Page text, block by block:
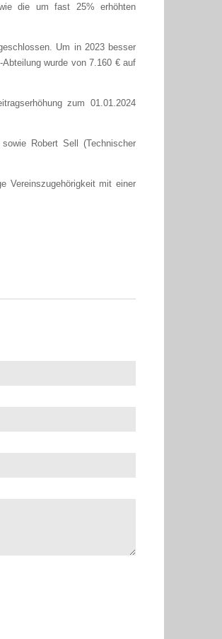
die um fast 25% erhöhten
Um in 2023 besser
wurde von 7.160 € auf
zum 01.01.2024
Robert Sell (Technischer
Vereinszugehörigkeit mit einer